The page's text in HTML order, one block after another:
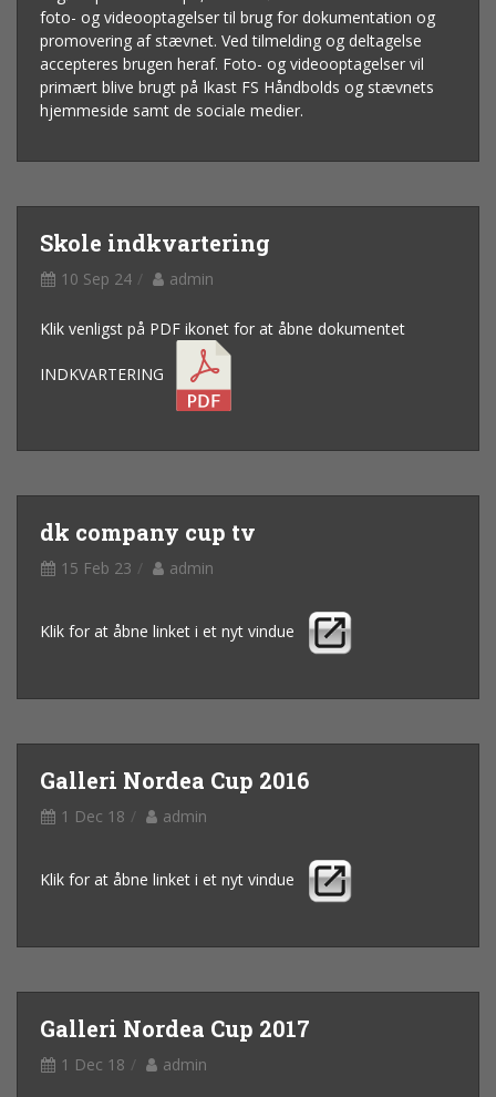
foto- og videooptagelser til brug for dokumentation og
promovering af stævnet. Ved tilmelding og deltagelse
accepteres brugen heraf. Foto- og videooptagelser vil
primært blive brugt på Ikast FS Håndbolds og stævnets
hjemmeside samt de sociale medier.
Skole indkvartering
10 Sep 24 admin
Klik venligst på PDF ikonet for at åbne dokumentet
INDKVARTERING
dk company cup tv
15 Feb 23 admin
Klik for at åbne linket i et nyt vindue
Galleri Nordea Cup 2016
1 Dec 18 admin
Klik for at åbne linket i et nyt vindue
Galleri Nordea Cup 2017
1 Dec 18 admin